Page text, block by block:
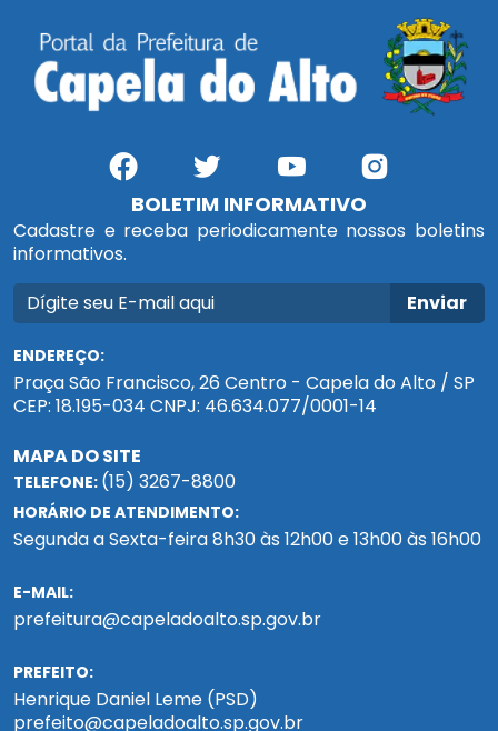
BOLETIM INFORMATIVO
Cadastre e receba periodicamente nossos boletins
informativos.
Enviar
ENDEREÇO:
Praça São Francisco, 26 Centro - Capela do Alto / SP
CEP: 18.195-034 CNPJ: 46.634.077/0001-14
MAPA DO SITE
TELEFONE: (15) 3267-8800
HORÁRIO DE ATENDIMENTO:
Segunda a Sexta-feira 8h30 às 12h00 e 13h00 às 16h00
E-MAIL:
prefeitura@capeladoalto.sp.gov.br
PREFEITO:
Henrique Daniel Leme (PSD)
prefeito@capeladoalto.sp.gov.br